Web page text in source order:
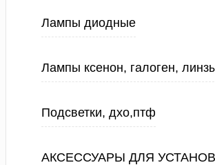
Лампы диодные
Лампы ксенон, галоген,
Подсветки, дхо,птф
АКСЕССУАРЫ ДЛЯ